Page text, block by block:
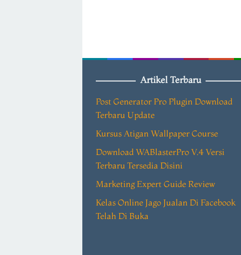
Artikel Terbaru
Post Generator Pro Plugin Download
Terbaru Update
Kursus Atigan Wallpaper Course
Download WABlasterPro V.4 Versi
Terbaru Tersedia Disini
Marketing Expert Guide Review
Kelas Online Jago Jualan Di Facebook
Telah Di Buka